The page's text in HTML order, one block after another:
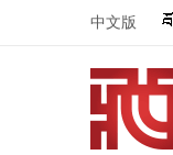
中文版